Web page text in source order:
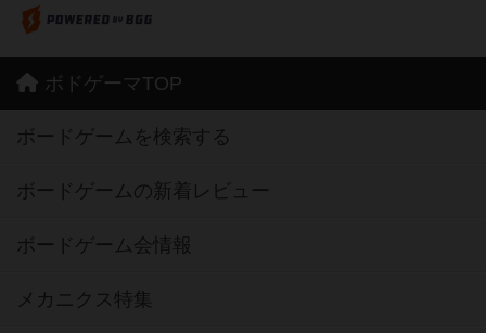
ボドゲーマTOP
ボードゲームを検索する
ボードゲームの新着レビュー
ボードゲーム会情報
メカニクス特集